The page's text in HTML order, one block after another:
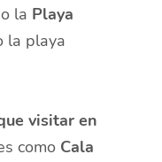
o la Playa
la playa
visitar en
como Cala